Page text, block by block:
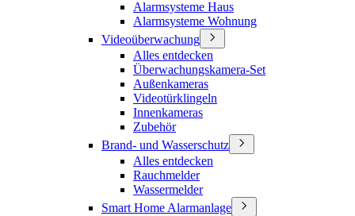
Alarmsysteme Haus
Alarmsysteme Wohnung
Videoüberwachung
Alles entdecken
Überwachungskamera-Set
Außenkameras
Videotürklingeln
Innenkameras
Zubehör
Brand- und Wasserschutz
Alles entdecken
Rauchmelder
Wassermelder
Smart Home Alarmanlage